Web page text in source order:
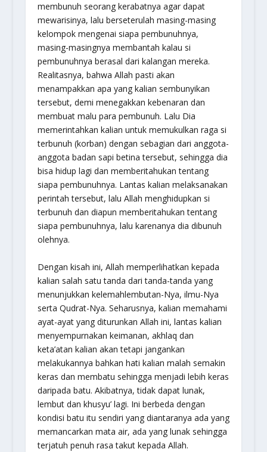
membunuh seorang kerabatnya agar dapat
mewarisinya, lalu berseterulah masing-masing
kelompok mengenai siapa pembunuhnya,
masing-masingnya membantah kalau si
pembunuhnya berasal dari kalangan mereka.
Realitasnya, bahwa Allah pasti akan
menampakkan apa yang kalian sembunyikan
tersebut, demi menegakkan kebenaran dan
membuat malu para pembunuh. Lalu Dia
memerintahkan kalian untuk memukulkan raga si
terbunuh (korban) dengan sebagian dari anggota-
anggota badan sapi betina tersebut, sehingga dia
bisa hidup lagi dan memberitahukan tentang
siapa pembunuhnya. Lantas kalian melaksanakan
perintah tersebut, lalu Allah menghidupkan si
terbunuh dan diapun memberitahukan tentang
siapa pembunuhnya, lalu karenanya dia dibunuh
olehnya.
Dengan kisah ini, Allah memperlihatkan kepada
kalian salah satu tanda dari tanda-tanda yang
menunjukkan kelemahlembutan-Nya, ilmu-Nya
serta Qudrat-Nya. Seharusnya, kalian memahami
ayat-ayat yang diturunkan Allah ini, lantas kalian
menyempurnakan keimanan, akhlaq dan
keta’atan kalian akan tetapi jangankan
melakukannya bahkan hati kalian malah semakin
keras dan membatu sehingga menjadi lebih keras
daripada batu. Akibatnya, tidak dapat lunak,
lembut dan khusyu’ lagi. Ini berbeda dengan
kondisi batu itu sendiri yang diantaranya ada yang
memancarkan mata air, ada yang lunak sehingga
terjatuh penuh rasa takut kepada Allah.